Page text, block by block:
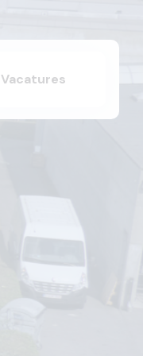
Vacatures